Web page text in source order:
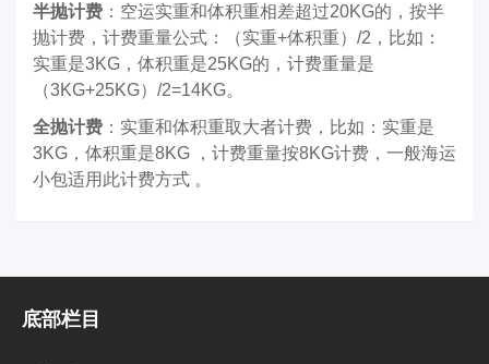
半抛计费 ：空运实重和体积重相差超过20KG的，按半
抛计费，计费重量公式：（实重+体积重）/2，比如：
实重是3KG，体积重是25KG的，计费重量是
（3KG+25KG）/2=14KG。
全抛计费 ：实重和体积重取大者计费，比如：实重是
3KG，体积重是8KG ，计费重量按8KG计费，一般海运
小包适用此计费方式 。
底部栏目